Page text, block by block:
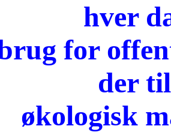
hver
for
der
økologisk